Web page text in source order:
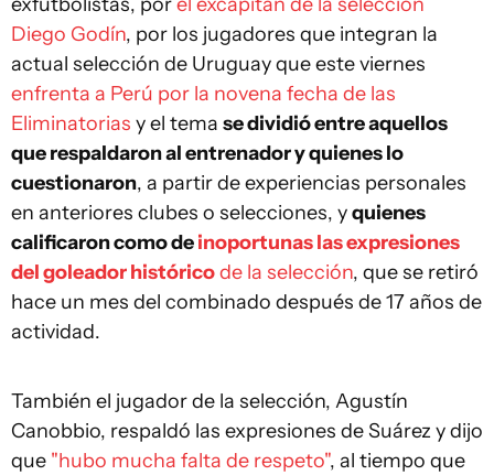
Diego Godín, por los jugadores que integran la
actual selección de Uruguay que este viernes
enfrenta a Perú por la novena fecha de las
Eliminatorias y el tema se dividió entre aquellos
que respaldaron al entrenador y quienes lo
cuestionaron, a partir de experiencias personales
en anteriores clubes o selecciones, yquienes
calificaron como deinoportunas las expresiones
del goleador históricode la selección, que se retiró
hace un mes del combinado después de 17 años de
actividad.
También el jugador de la selección, Agustín
Canobbio, respaldó las expresiones de Suárez y dijo
que "hubo mucha falta de respeto", al tiempo que